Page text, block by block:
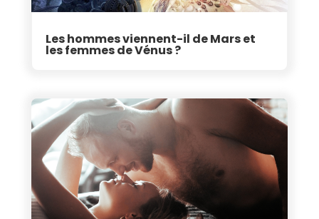
Les hommes viennent-il de Mars et
les femmes de Vénus ?